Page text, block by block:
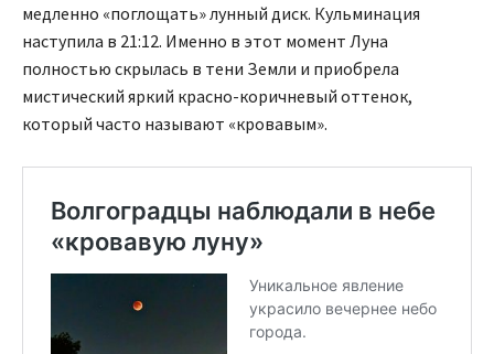
медленно «поглощать» лунный диск. Кульминация
наступила в 21:12. Именно в этот момент Луна
полностью скрылась в тени Земли и приобрела
мистический яркий красно-коричневый оттенок,
который часто называют «кровавым».